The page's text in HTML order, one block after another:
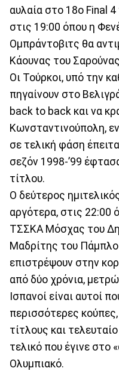
αυλαία στο 18ο Final 4
στις 19:00 όπου η
Ομπράντοβιτς θα
Κάουνας του Σαρούνας
Οι Τούρκοι, υπό την
πηγαίνουν στο
back to back και να
Κωνσταντινούπολη,
σε τελική φάση
σεζόν 1998-’99
τίτλου.
Ο δεύτερος
αργότερα, στις 22:00
ΤΣΣΚΑ Μόσχας του
Μαδρίτης του
επιστρέψουν στην
από δύο χρόνια,
Ισπανοί είναι αυτοί
περισσότερες
τίτλους και
τελικό που έγινε στο
Ολυμπιακό.